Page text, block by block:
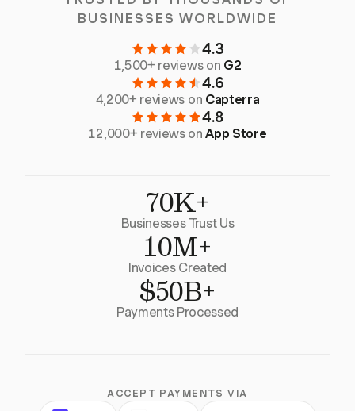
BUSINESSES WORLDWIDE
4.3
1,500+ reviews on G2
4.6
4,200+ reviews on Capterra
4.8
12,000+ reviews onApp Store
70K+
Businesses Trust Us
10M+
Invoices Created
$50B+
Payments Processed
ACCEPT PAYMENTS VIA